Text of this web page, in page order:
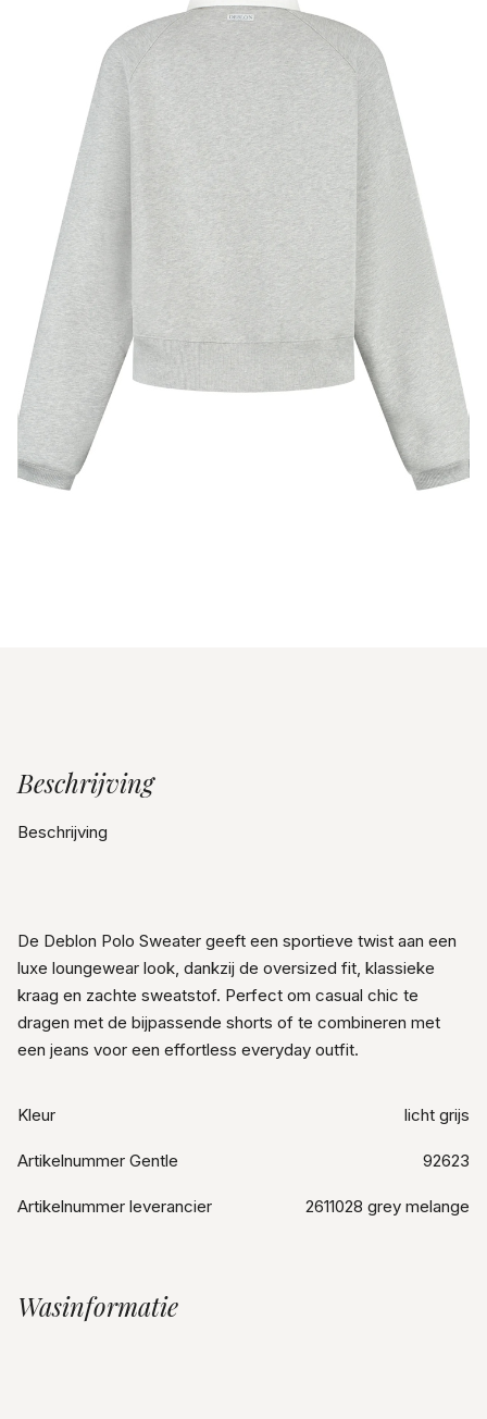
Beschrijving
Beschrijving
De Deblon Polo Sweater geeft een sportieve twist aan een
luxe loungewear look, dankzij de oversized fit, klassieke
kraag en zachte sweatstof. Perfect om casual chic te
dragen met de bijpassende shorts of te combineren met
een jeans voor een effortless everyday outfit.
Kleur licht grijs
Artikelnummer Gentle 92623
Artikelnummer leverancier 2611028 grey melange
Wasinformatie